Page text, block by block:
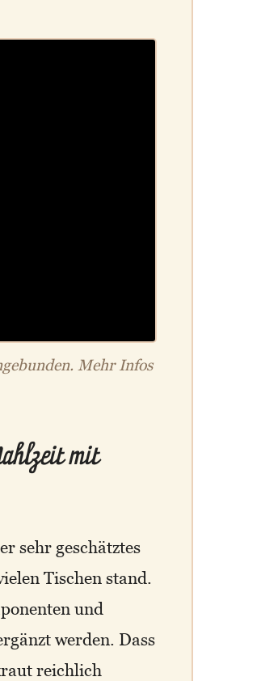
Mehr Infos
mit
sehr geschätztes
Tischen stand.
und
werden. Dass
reichlich